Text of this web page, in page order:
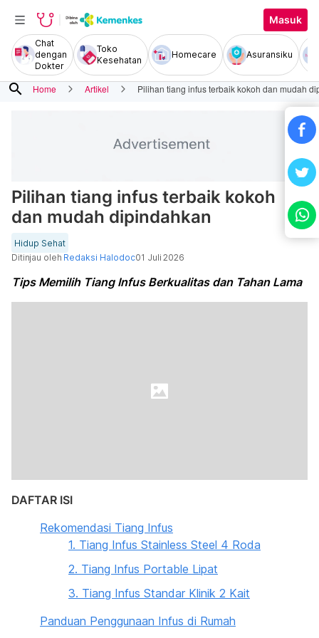
Masuk
Chat
dengan
Dokter
Toko
Kesehatan
Homecare Asuransiku
search Home Artikel Pilihan tiang infus terbaik kokoh dan mudah
Pilihan tiang infus terbaik kokoh
dan mudah dipindahkan
Hidup Sehat
Ditinjau oleh Redaksi Halodoc01 Juli 2026
Tips Memilih Tiang Infus Berkualitas dan Tahan Lama
DAFTAR ISI
Rekomendasi Tiang Infus
1. Tiang Infus Stainless Steel 4 Roda
2. Tiang Infus Portable Lipat
3. Tiang Infus Standar Klinik 2 Kait
Panduan Penggunaan Infus di Rumah